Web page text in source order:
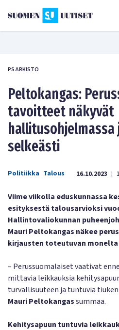
PS ARKISTO
Peltokangas:
tavoitteet näkyvät
selkeästi
Politiikka Talous 16.10.2023 |
Viime viikolla eduskunnassa
esityksestä talousarvioksi
Hallintovaliokunnan
Mauri Peltokangas näkee
kirjausten toteutuvan monelta
– Perussuomalaiset vaativat
mittavia leikkauksia
turvallisuuteen ja tuntuvia
Mauri Peltokangassummaa.
Kehitysapuun tuntuvia